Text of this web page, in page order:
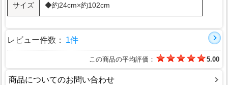
サイズ ◆約24cm×約102cm
レビュー件数： 1件
この商品の平均評価： 5.00
商品についてのお問い合わせ